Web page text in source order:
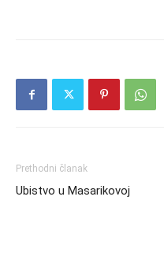
Prethodni članak
Ubistvo u Masarikovoj